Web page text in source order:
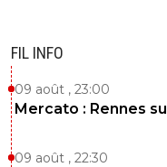
FIL INFO
09 août , 23:00
Mercato : Rennes
09 août , 22:30